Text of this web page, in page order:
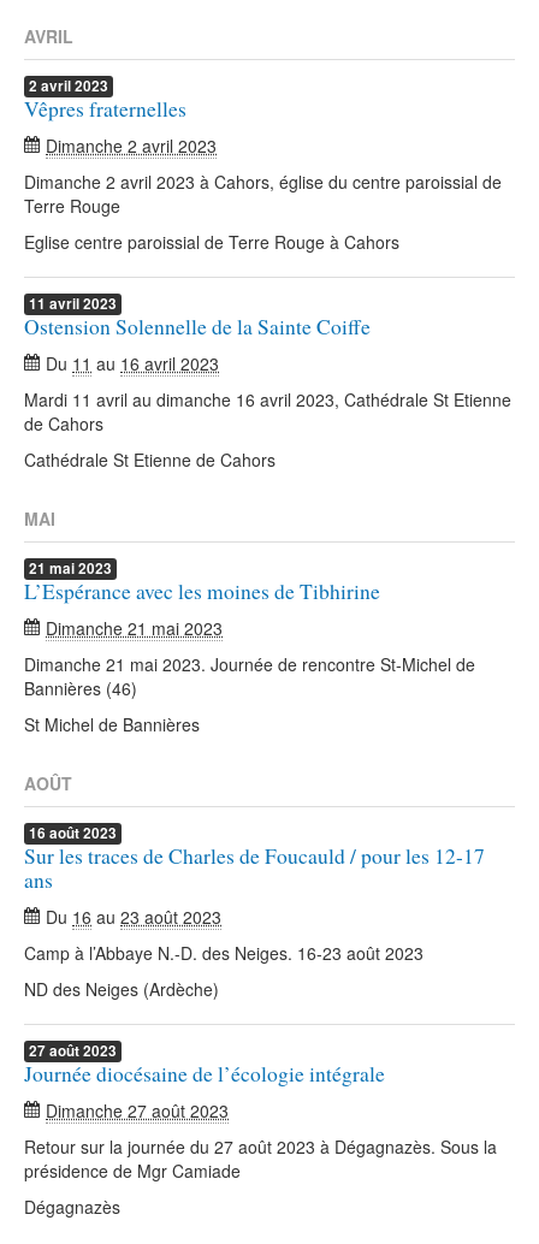
AVRIL
2 avril2023
Vêpres fraternelles
Dimanche 2 avril 2023
Dimanche 2 avril 2023 à Cahors, église du centre paroissial de
Terre Rouge
Eglise centre paroissial de Terre Rouge à Cahors
11 avril2023
Ostension Solennelle de la Sainte Coiffe
Du 11 au 16 avril 2023
Mardi 11 avril au dimanche 16 avril 2023, Cathédrale St Etienne
de Cahors
Cathédrale St Etienne de Cahors
MAI
21 mai2023
L’Espérance avec les moines de Tibhirine
Dimanche 21 mai 2023
Dimanche 21 mai 2023. Journée de rencontre St-Michel de
Bannières (46)
St Michel de Bannières
AOÛT
16 août2023
Sur les traces de Charles de Foucauld / pour les 12-17
ans
Du 16 au 23 août 2023
Camp à l’Abbaye N.-D. des Neiges. 16-23 août 2023
ND des Neiges (Ardèche)
27août2023
Journée diocésaine de l’écologie intégrale
Dimanche 27 août 2023
Retour sur la journée du 27 août 2023 à Dégagnazès. Sous la
présidence de Mgr Camiade
Dégagnazès